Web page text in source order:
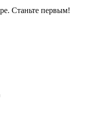
Станьте первым!